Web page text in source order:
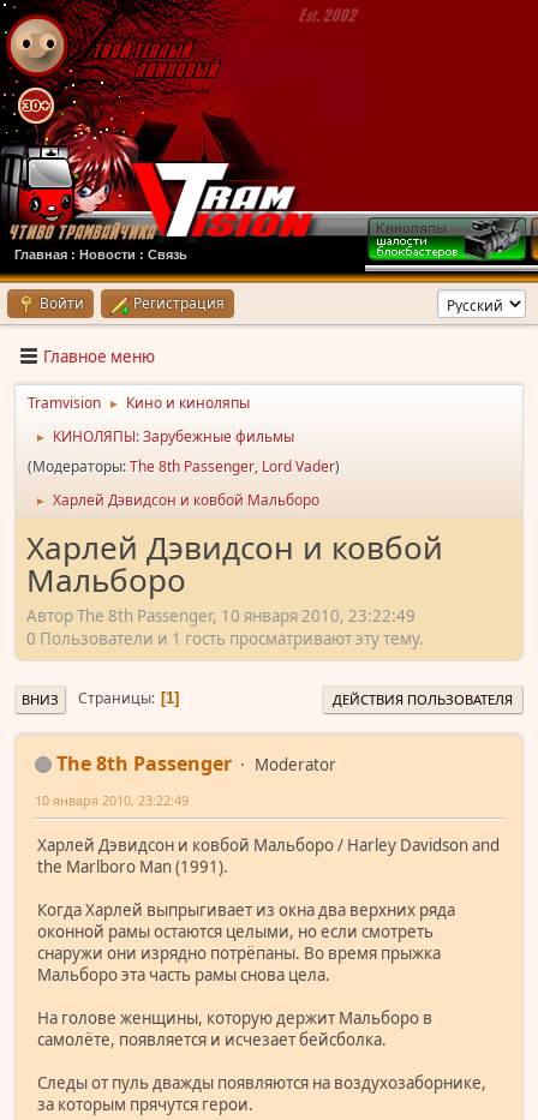
Главная : Новости : Связь
Войти Регистрация
Главное меню
Tramvision ► Кино и киноляпы
►
КИНОЛЯПЫ: Зарубежные фильмы
(Модераторы:The 8th Passenger, Lord Vader)
► Харлей Дэвидсон и ковбой Мальборо
Харлей Дэвидсон и ковбой
Мальборо
Автор The 8th Passenger, 10 января 2010, 23:22:49
0 Пользователи и 1 гость просматривают эту тему.
ВНИЗ Страницы 1 ДЕЙСТВИЯ ПОЛЬЗОВАТЕЛЯ
The 8th Passenger Moderator
10 января 2010, 23:22:49
Харлей Дэвидсон и ковбой Мальборо / Harley Davidson and
the Marlboro Man (1991).
Когда Харлей выпрыгивает из окна два верхних ряда
оконной рамы остаются целыми, но если смотреть
снаружи они изрядно потрёпаны. Во время прыжка
Мальборо эта часть рамы снова цела.
На голове женщины, которую держит Мальборо в
самолёте, появляется и исчезает бейсболка.
Следы от пуль дважды появляются на воздухозаборнике,
за которым прячутся герои.